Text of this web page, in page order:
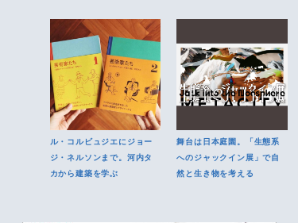
ル・コルビュジエにジョー
ジ・ネルソンまで。河内タ
カから建築を学ぶ
舞台は日本庭園。「生態系
へのジャックイン展」で自
然と生き物を考える